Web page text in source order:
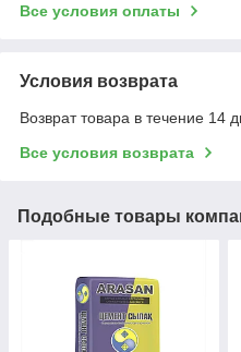
Все условия оплаты
Условия возврата
Возврат товара в течение 14
Все условия возврата
Подобные товары